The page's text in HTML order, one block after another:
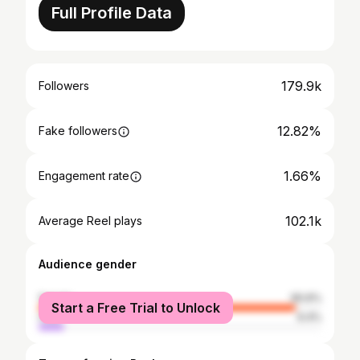
Full Profile Data
Followers 179.9k
Fake followers 12.82%
Engagement rate 1.66%
Average Reel plays 102.1k
Audience gender
female
90.6%
male
Start a Free Trial to Unlock